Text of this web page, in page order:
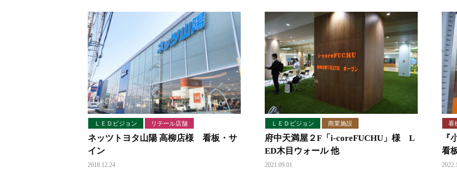
ＬＥＤビジョン リテール店舗
ネッツトヨタ山陽 高柳店様 看板・サ
イン
2018.12.24
ＬＥＤビジョン 商業施設
府中天満屋２F「i-coreFUCHU」様 L
ED木目ウォール 他
2021.09.01
看
『
看